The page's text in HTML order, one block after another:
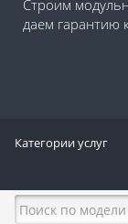
Строим
даем гарантию
Категории услуг